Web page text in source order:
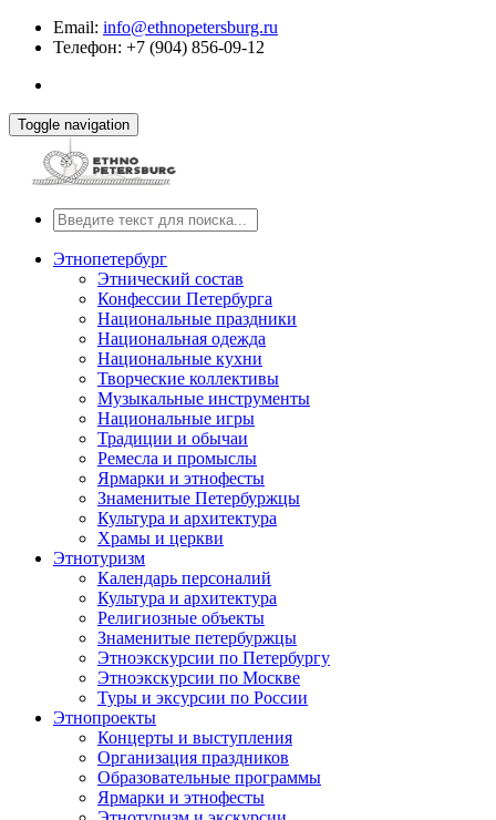
Email: info@ethnopetersburg.ru
Телефон: +7 (904) 856-09-12
Toggle navigation
Этнопетербург
Этнический состав
Конфессии Петербурга
Национальные праздники
Национальная одежда
Национальные кухни
Творческие коллективы
Музыкальные инструменты
Национальные игры
Традиции и обычаи
Ремесла и промыслы
Ярмарки и этнофесты
Знаменитые Петербуржцы
Культура и архитектура
Храмы и церкви
Этнотуризм
Календарь персоналий
Культура и архитектура
Религиозные объекты
Знаменитые петербуржцы
Этноэкскурсии по Петербургу
Этноэкскурсии по Москве
Туры и эксурсии по России
Этнопроекты
Концерты и выступления
Организация праздников
Образовательные программы
Ярмарки и этнофесты